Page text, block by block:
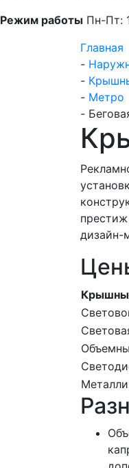
Режим работы Пн-Пт:
Главная
-
-
- Метро
-
дизайн-